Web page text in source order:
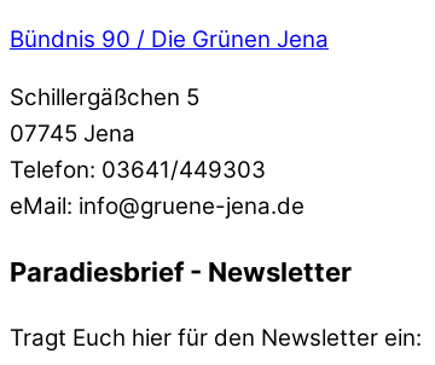
Bündnis 90 / Die Grünen Jena
Schillergäßchen 5
07745 Jena
Telefon: 03641/449303
eMail: info@gruene-jena.de
Paradiesbrief - Newsletter
Tragt Euch hier für den Newsletter ein: